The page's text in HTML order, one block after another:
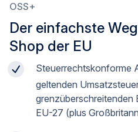
OSS+
Der einfachste
Shop der EU
Steuerrechtskonforme
geltenden
grenzüberschreitenden
EU-27 (plus